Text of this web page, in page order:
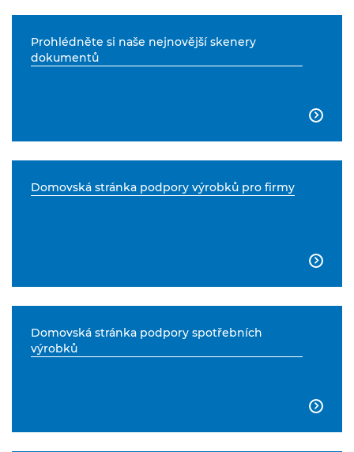
Prohlédněte si naše nejnovější skenery
dokumentů

Domovská stránka podpory výrobků pro firmy

Domovská stránka podpory spotřebních
výrobků
